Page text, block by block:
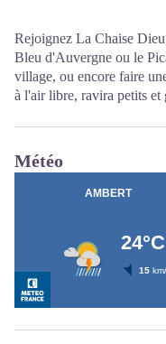
Rejoignez La Chaise
Bleu d'Auvergne ou le
village, ou encore faire
à l'air libre, ravira petits et
Météo